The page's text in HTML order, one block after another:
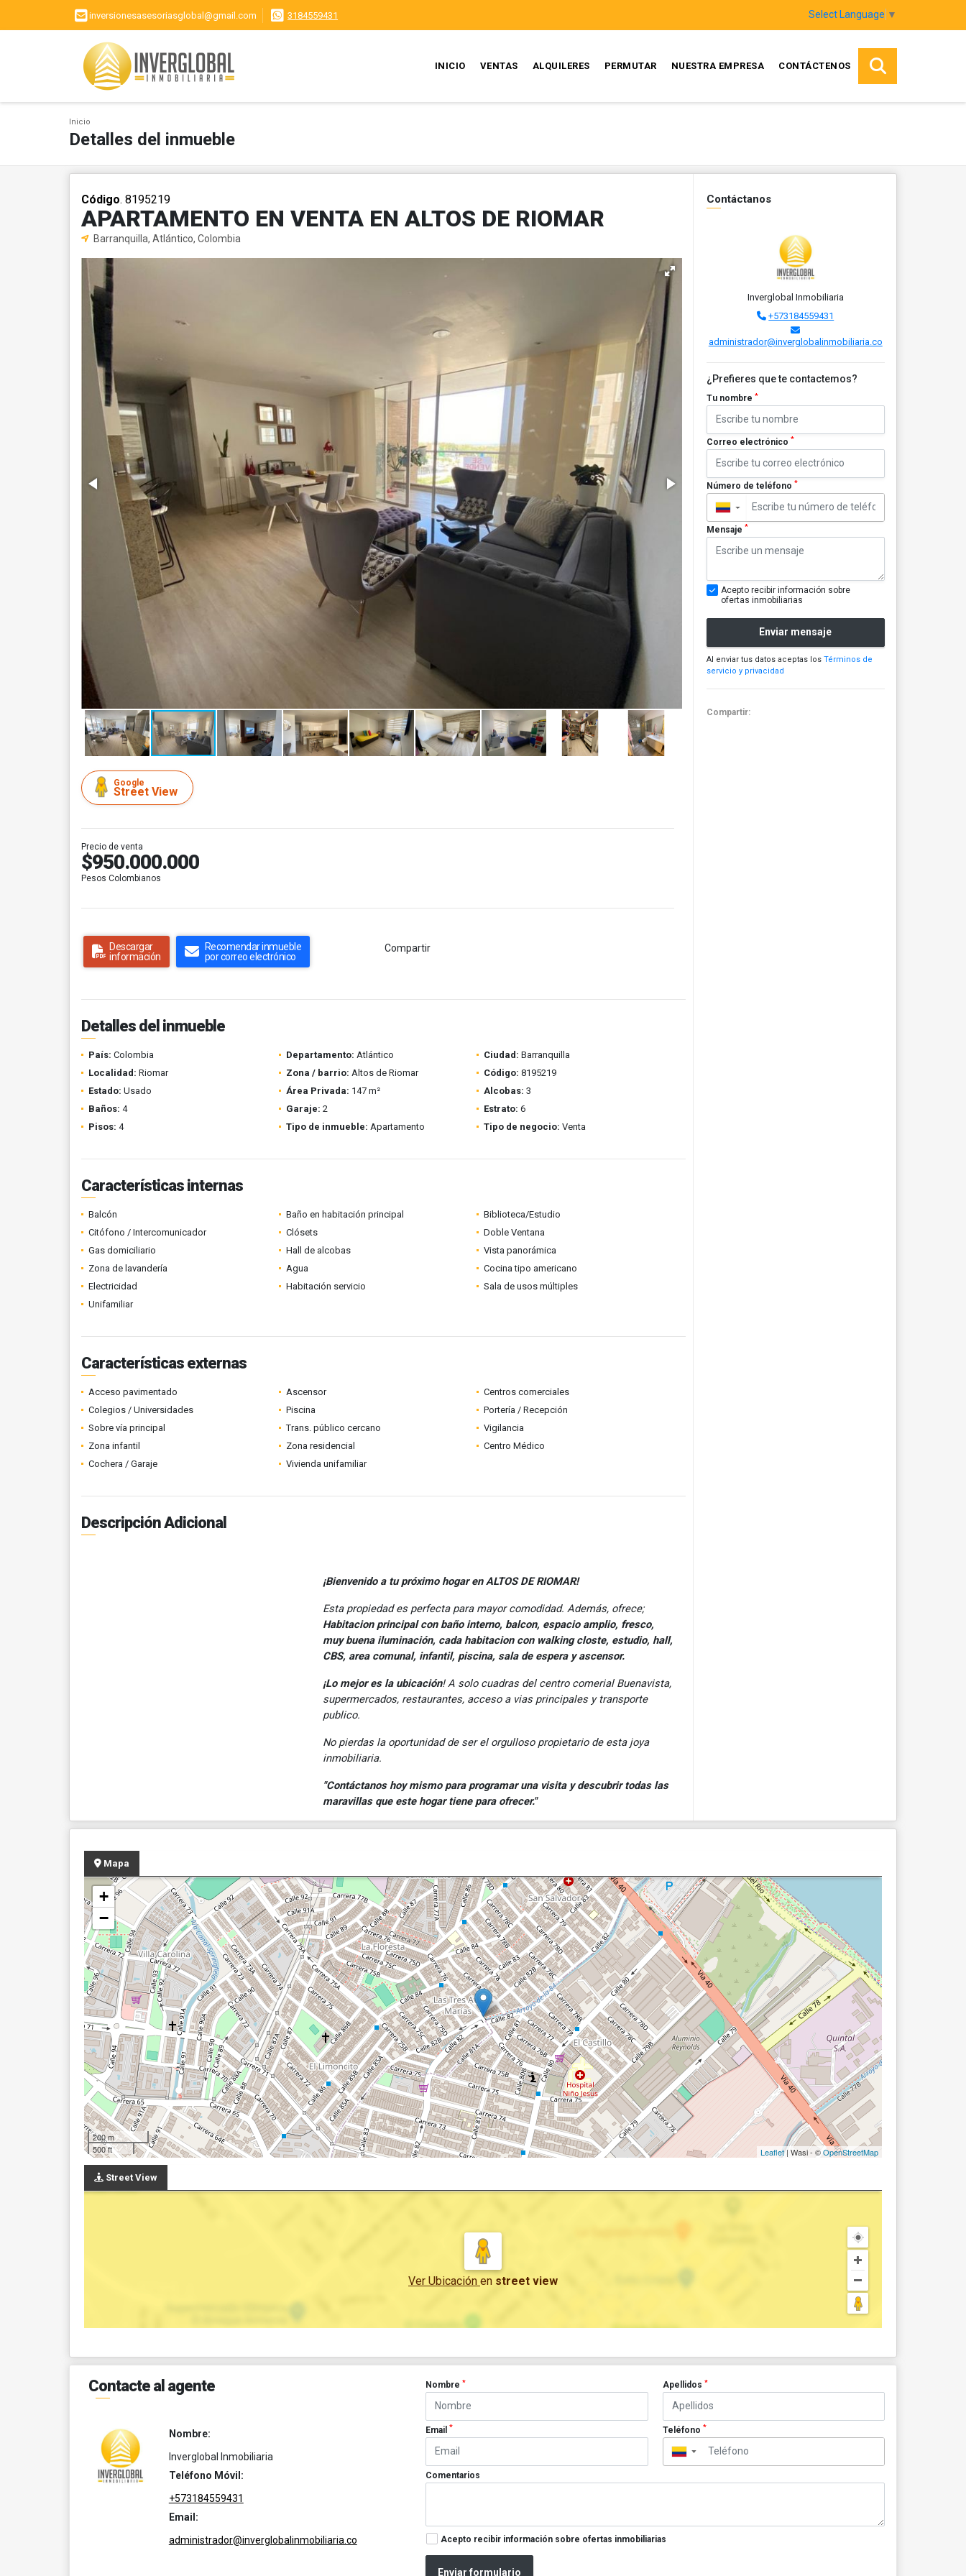
inversionesasesoriasglobal@gmail.com 3184559431 Select Language ▼
INICIO VENTAS ALQUILERES PERMUTAR NUESTRA EMPRESA CONTÁCTENOS
Inicio
Detalles del inmueble
Código. 8195219
APARTAMENTO EN VENTA EN ALTOS DE RIOMAR
Barranquilla, Atlántico, Colombia
Google
Street View
Precio de venta
$950.000.000
Pesos Colombianos
Descargar
información
Recomendar inmueble
por correo electrónico
Compartir
Detalles del inmueble
País: Colombia Departamento: Atlántico Ciudad: Barranquilla
Localidad: Riomar Zona / barrio: Altos de Riomar Código: 8195219
Estado: Usado Área Privada: 147 m² Alcobas: 3
Baños: 4 Garaje: 2 Estrato: 6
Pisos: 4 Tipo de inmueble: Apartamento Tipo de negocio: Venta
Características internas
Balcón Baño en habitación principal
Biblioteca/Estudio
Citófono / Intercomunicador
Clósets
Doble Ventana
Gas domiciliario
Hall de alcobas
Vista panorámica
Zona de lavandería
Agua
Cocina tipo americano
Electricidad
Habitación servicio
Sala de usos múltiples
Unifamiliar
Características externas
Acceso pavimentado Ascensor
Centros comerciales
Colegios / Universidades
Piscina
Portería / Recepción
Sobre vía principal
Trans. público cercano
Vigilancia
Zona infantil
Zona residencial
Centro Médico
Cochera / Garaje
Vivienda unifamiliar
Descripción Adicional
¡Bienvenido a tu próximo hogar en ALTOS DE RIOMAR!
Esta propiedad es perfecta para mayor comodidad. Además, ofrece;
Habitacion principal con baño interno, balcon, espacio amplio, fresco,
muy buena iluminación, cada habitacion con walking closte, estudio, hall,
CBS, area comunal, infantil, piscina, sala de espera y ascensor.
¡Lo mejor es la ubicación! A solo cuadras del centro comerial Buenavista,
supermercados, restaurantes, acceso a vias principales y transporte
publico.
No pierdas la oportunidad de ser el orgulloso propietario de esta joya
inmobiliaria.
"Contáctanos hoy mismo para programar una visita y descubrir todas las
maravillas que este hogar tiene para ofrecer."
Contáctanos
Inverglobal Inmobiliaria
+573184559431
administrador@inverglobalinmobiliaria.co
¿Prefieres que te contactemos?
Tu nombre *
Correo electrónico *
Número de teléfono *
▼
Mensaje *
Acepto recibir información sobre
ofertas inmobiliarias
Enviar mensaje
Al enviar tus datos aceptas los Términos de
servicio y privacidad
Compartir:
Mapa
+
−
200 m
500 ft
Leaflet| Wasi - ©OpenStreetMap
Street View
Ver Ubicación en street view
Contacte al agente
Nombre:
Inverglobal Inmobiliaria
Teléfono Móvil:
+573184559431
Email:
administrador@inverglobalinmobiliaria.co
Nombre* Apellidos *
Email* Teléfono *
▼
Comentarios
Acepto recibir información sobre ofertas inmobiliarias
Enviar formulario